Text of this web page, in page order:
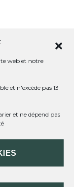
web et notre
et n'excède pas 13
et ne dépend pas
DÉPLIER
?
?